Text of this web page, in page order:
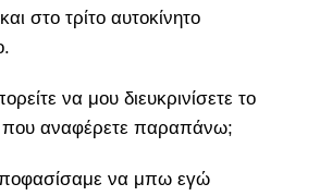
στο τρίτο αυτοκίνητο
να μου διευκρινίσετε το
που αναφέρετε παραπάνω;
να μπω εγώ